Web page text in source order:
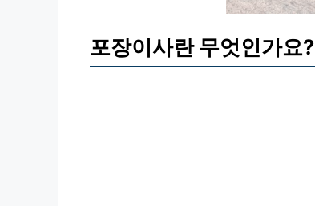
포장이사란 무엇인가요?